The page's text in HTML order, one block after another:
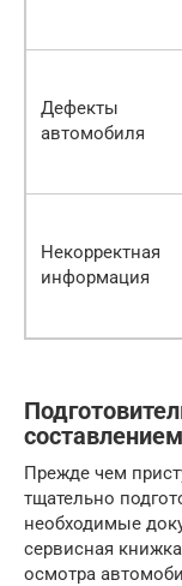
Дефекты
автомобиля
Некорректная
информация
Прежде чем
тщательно
необходимые
сервисная
осмотра